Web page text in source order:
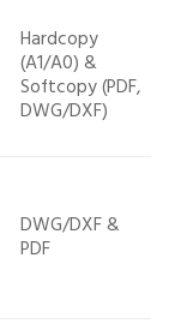
Hardcopy
(A1/A0) &
Softcopy (PDF,
DWG/DXF)
DWG/DXF &
PDF